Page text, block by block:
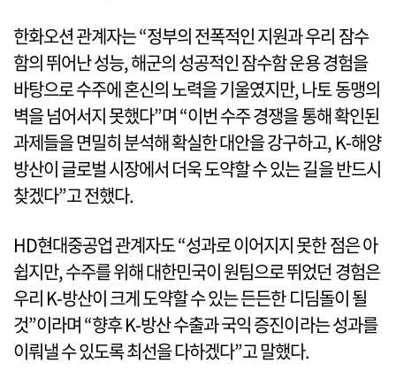
한화오션 관계자는 “정부의 전폭적인 지원과 우리 잠수
함의 뛰어난 성능, 해군의 성공적인 잠수함 운용 경험을
바탕으로 수주에 혼신의 노력을 기울였지만, 나토 동맹의
벽을 넘어서지 못했다”며 “이번 수주 경쟁을 통해 확인된
과제들을 면밀히 분석해 확실한 대안을 강구하고, K-해양
방산이 글로벌 시장에서 더욱 도약할 수 있는 길을 반드시
찾겠다”고 전했다.
HD현대중공업 관계자도 “성과로 이어지지 못한 점은 아
쉽지만, 수주를 위해 대한민국이 원팀으로 뛰었던 경험은
우리 K-방산이 크게 도약할 수 있는 든든한 디딤돌이 될
것”이라며 “향후 K-방산 수출과 국익 증진이라는 성과를
이뤄낼 수 있도록 최선을 다하겠다”고 말했다.